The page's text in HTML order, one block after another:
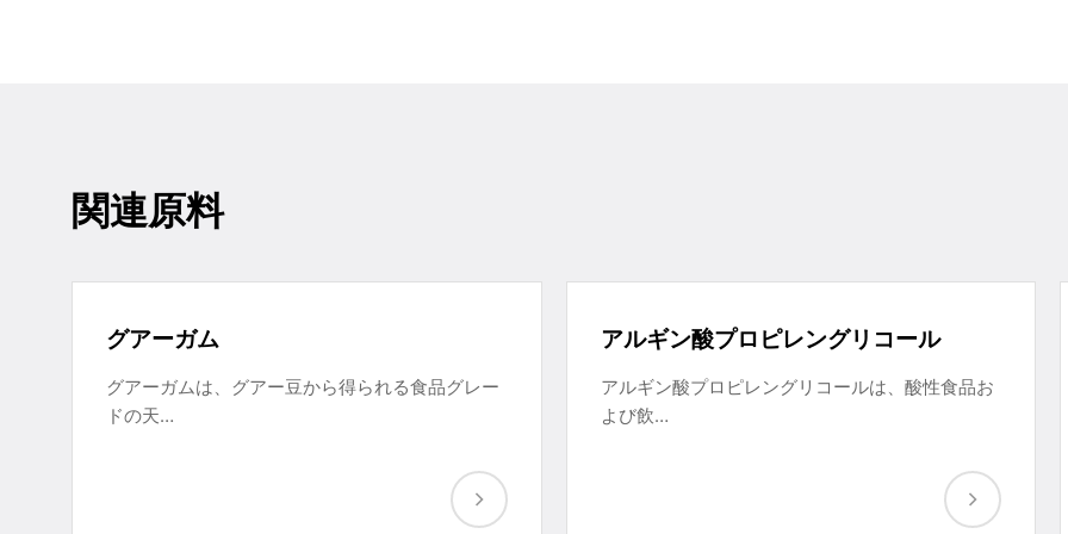
関連原料
グアーガム
グアーガムは、グアー豆から得られる食品グレー
ドの天…
アルギン酸プロピレングリコール
アルギン酸プロピレングリコールは、酸性食品お
よび飲…